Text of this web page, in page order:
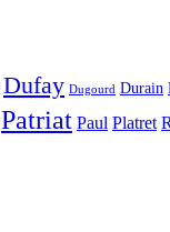
Dufay Dugourd Durain
Patriat Paul Platret